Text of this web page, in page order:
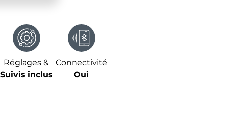
Réglages &
Suivis inclus
Connectivité
Oui